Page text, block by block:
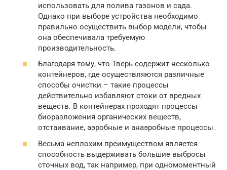
использовать для полива газонов и сада.
Однако при выборе устройства необходимо
правильно осуществить выбор модели, чтобы
она обеспечивала требуемую
производительность.
Благодаря тому, что Тверь содержит несколько
контейнеров, где осуществляются различные
способы очистки – такие процессы
действительно избавляют стоки от вредных
веществ. В контейнерах проходят процессы
биоразложения органических веществ,
отстаивание, аэробные и анаэробные процессы.
Весьма неплохим преимуществом является
способность выдерживать большие выбросы
сточных вод, так например, при одномоментный